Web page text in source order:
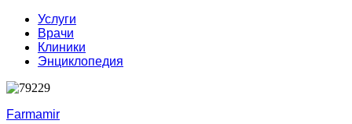
Услуги
Врачи
Клиники
Энциклопедия
Farmamir